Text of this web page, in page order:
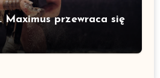
Maximus przewraca się